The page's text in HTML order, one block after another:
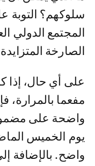
سلوكهم؟ التوبة
المجتمع الدولي
الصارخة
على أي حال، إذا
مفعما بالمرارة،
واضحة على
يوم الخميس
واضح. بالإضافة